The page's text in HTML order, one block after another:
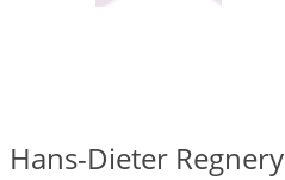
Hans-Dieter Regnery